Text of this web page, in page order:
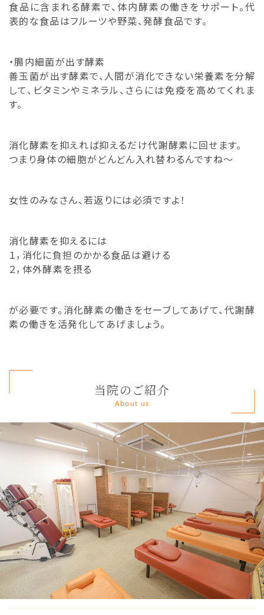
食品に含まれる酵素で、体内酵素の働きをサポート。代
表的な食品はフルーツや野菜、発酵食品です。
・腸内細菌が出す酵素
善玉菌が出す酵素で、人間が消化できない栄養素を分解
して、ビタミンやミネラル、さらには免疫を高めてくれま
す。
消化酵素を抑えれば抑えるだけ代謝酵素に回せます。
つまり身体の細胞がどんどん入れ替わるんですね～
女性のみなさん、若返りには必須ですよ！
消化酵素を抑えるには
１，消化に負担のかかる食品は避ける
２，体外酵素を摂る
が必要です。消化酵素の働きをセーブしてあげて、代謝酵
素の働きを活発化してあげましょう。
当院のご紹介
About us